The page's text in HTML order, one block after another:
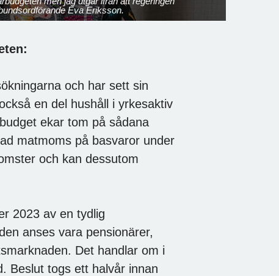
Eva Eriksson.
och har sett sin
en del hushåll i yrkesaktiv
ekar tom på sådana
matmoms på basvaror under
och kan dessutom
2023 av en tydlig
anses vara pensionärer,
Det handlar om i
Beslut togs ett halvår innan